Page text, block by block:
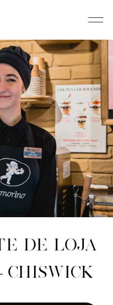
de loja
Chiswick